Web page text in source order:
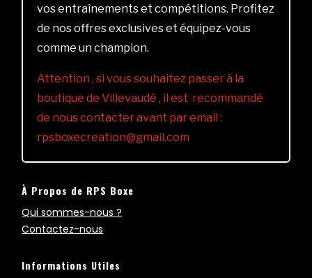
vos entraînements et compétitions. Profitez
de nos offres exclusives et équipez-vous
comme un champion.
Attention , si vous souhaitez passer à la
boutique de Villevaudé , il est recommandé
de nous contacter avant par email :
rpsboxecreation@gmail.com
À Propos de RPS Boxe
Qui sommes-nous ?
Contactez-nous
Informations Utiles